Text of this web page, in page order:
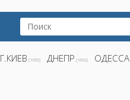
Г.КИЕВ (1995) ДНЕПР (1692) ОДЕССА